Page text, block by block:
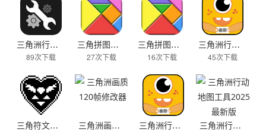
三角洲行动画质助手144帧修改器免费版
89次下载
三角拼图七巧板
27次下载
三角拼图七巧板安卓版
16次下载
三角洲行动手游画质修改器
45次下载
三角符文自带摇杆 三角洲画质120帧修改器 三角洲行动手游画质修改器 三角洲行动地图工具2025最新版